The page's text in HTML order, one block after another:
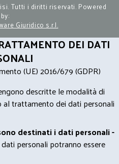
Tutti i diritti riservati. Powered
by:
Giuridico s.r.l.
DEI DATI
(UE) 2016/679 (GDPR)
descritte le modalità di
trattamento dei dati personali
destinati i dati personali -
personali potranno essere